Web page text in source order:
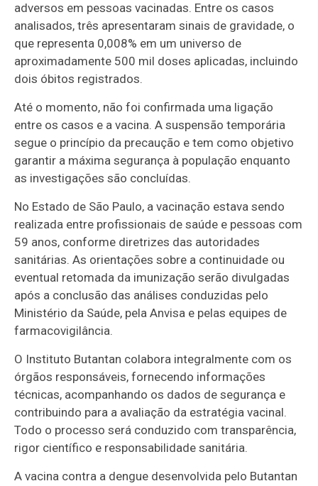
adversos em pessoas vacinadas. Entre os casos
analisados, três apresentaram sinais de gravidade, o
que representa 0,008% em um universo de
aproximadamente 500 mil doses aplicadas, incluindo
dois óbitos registrados.
Até o momento, não foi confirmada uma ligação
entre os casos e a vacina. A suspensão temporária
segue o princípio da precaução e tem como objetivo
garantir a máxima segurança à população enquanto
as investigações são concluídas.
No Estado de São Paulo, a vacinação estava sendo
realizada entre profissionais de saúde e pessoas com
59 anos, conforme diretrizes das autoridades
sanitárias. As orientações sobre a continuidade ou
eventual retomada da imunização serão divulgadas
após a conclusão das análises conduzidas pelo
Ministério da Saúde, pela Anvisa e pelas equipes de
farmacovigilância.
O Instituto Butantan colabora integralmente com os
órgãos responsáveis, fornecendo informações
técnicas, acompanhando os dados de segurança e
contribuindo para a avaliação da estratégia vacinal.
Todo o processo será conduzido com transparência,
rigor científico e responsabilidade sanitária.
A vacina contra a dengue desenvolvida pelo Butantan